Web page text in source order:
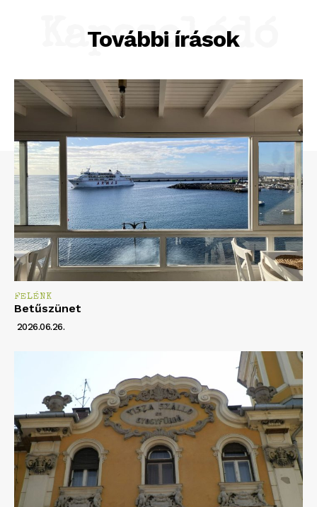
További írások
Kapcsolódó
FELÉNK
Betűszünet
2026.06.26.